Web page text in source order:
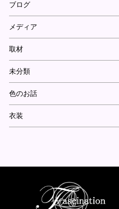
ブログ
メディア
取材
未分類
色のお話
衣装